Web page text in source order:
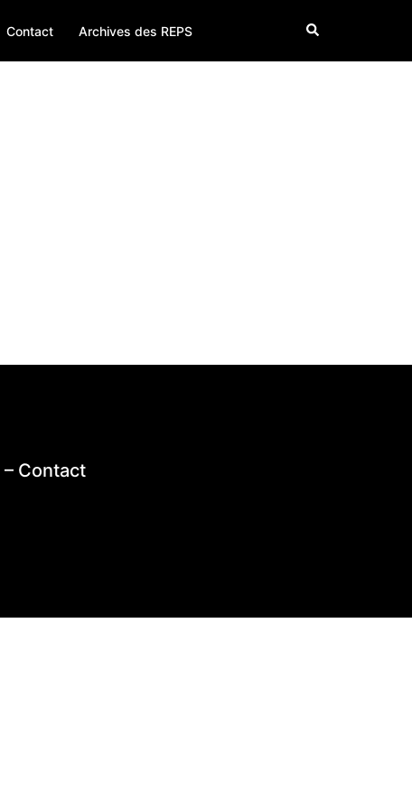
Contact Archives des REPS Search
– Contact